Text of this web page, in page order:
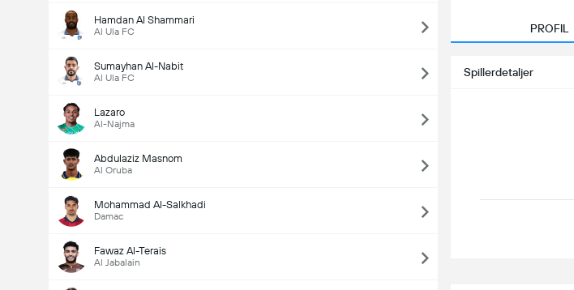
Hamdan Al Shammari
Al Ula FC
Sumayhan Al-Nabit
Al Ula FC
Lazaro
Al-Najma
Abdulaziz Masnom
Al Oruba
Mohammad Al-Salkhadi
Damac
Fawaz Al-Terais
Al Jabalain
PROFIL
Spillerdetaljer